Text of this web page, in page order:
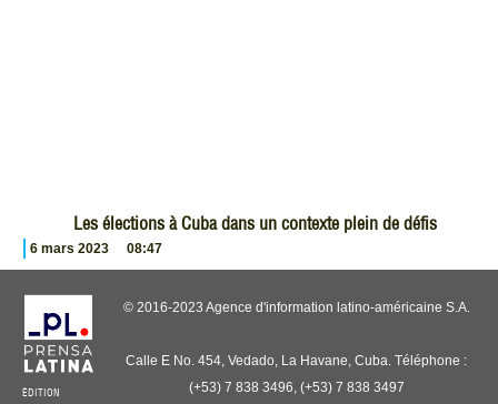
Les élections à Cuba dans un contexte plein de défis
6 mars 2023 08:47
ÉDITION
© 2016-2023 Agence d'information latino-américaine S.A.
Calle E No. 454, Vedado, La Havane, Cuba. Téléphone :
(+53) 7 838 3496, (+53) 7 838 3497